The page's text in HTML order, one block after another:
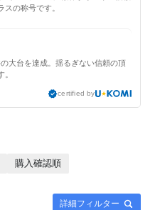
スの称号です。
大台を達成。揺るぎない信頼の頂
certified by
詳細フィルター
購入確認順